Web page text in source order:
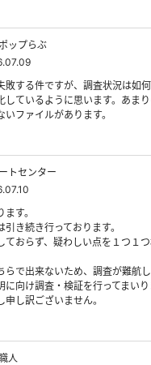
ップらぶ
敗する件ですが、調査状況は如
しているように思います。あま
ファイルがあります。
トセンター
す。
き続き行っております。
ておらず、疑わしい点を１つ１
らで出来ないため、調査が難航し
に向け調査・検証を行ってまいり
し訳ございません。
人